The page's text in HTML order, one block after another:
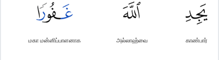
காண்பார்
அல்லாஹ்வை
மகா மன்னிப்பாளனாக